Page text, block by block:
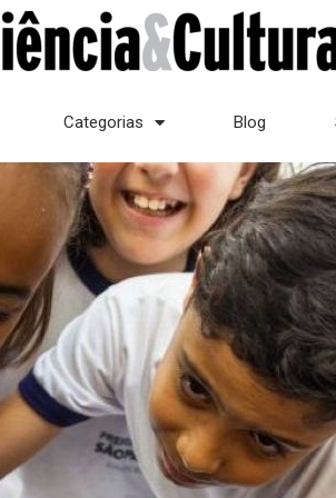
Categorias Blog